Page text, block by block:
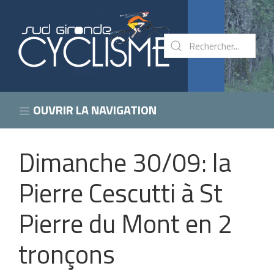
OUVRIR LA NAVIGATION
Dimanche 30/09: la
Pierre Cescutti à St
Pierre du Mont en 2
tronçons